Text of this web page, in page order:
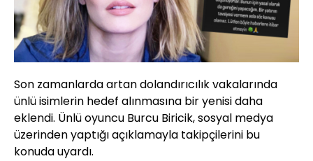
Son zamanlarda artan dolandırıcılık vakalarında
ünlü isimlerin hedef alınmasına bir yenisi daha
eklendi. Ünlü oyuncu Burcu Biricik, sosyal medya
üzerinden yaptığı açıklamayla takipçilerini bu
konuda uyardı.